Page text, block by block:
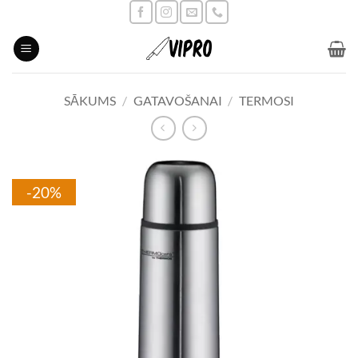
content
SĀKUMS / GATAVOŠANAI / TERMOSI
-20%